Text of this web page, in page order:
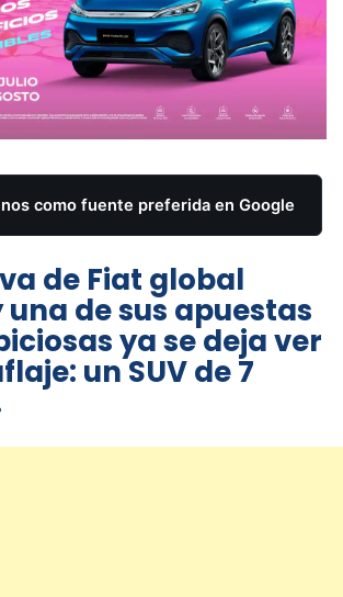
como fuente preferida en Google
de Fiat global
de sus apuestas
ya se deja ver
un SUV de 7